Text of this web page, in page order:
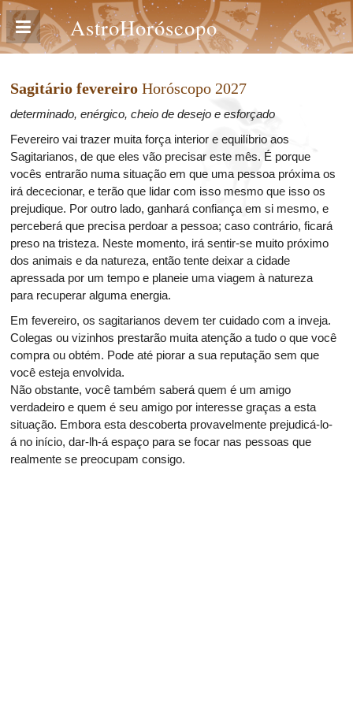
AstroHoróscopo
Sagitário fevereiro Horóscopo 2027
determinado, enérgico, cheio de desejo e esforçado
Fevereiro vai trazer muita força interior e equilíbrio aos
Sagitarianos, de que eles vão precisar este mês. É porque
vocês entrarão numa situação em que uma pessoa próxima os
irá dececionar, e terão que lidar com isso mesmo que isso os
prejudique. Por outro lado, ganhará confiança em si mesmo, e
perceberá que precisa perdoar a pessoa; caso contrário, ficará
preso na tristeza. Neste momento, irá sentir-se muito próximo
dos animais e da natureza, então tente deixar a cidade
apressada por um tempo e planeie uma viagem à natureza
para recuperar alguma energia.
Em fevereiro, os sagitarianos devem ter cuidado com a inveja.
Colegas ou vizinhos prestarão muita atenção a tudo o que você
compra ou obtém. Pode até piorar a sua reputação sem que
você esteja envolvida.
Não obstante, você também saberá quem é um amigo
verdadeiro e quem é seu amigo por interesse graças a esta
situação. Embora esta descoberta provavelmente prejudicá-lo-
á no início, dar-lh-á espaço para se focar nas pessoas que
realmente se preocupam consigo.